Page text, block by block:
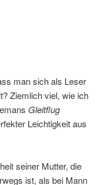
man sich als Leser
Ziemlich viel, wie ich
Gleitflug
Leichtigkeit aus
seiner Mutter, die
ist, als bei Mann